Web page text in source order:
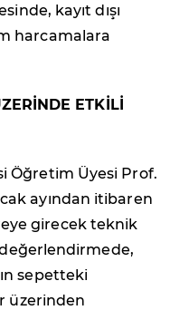
kayıt dışı
harcamalara
ETKİLİ
Öğretim Üyesi Prof.
ayından itibaren
girecek teknik
sepetteki
üzerinden